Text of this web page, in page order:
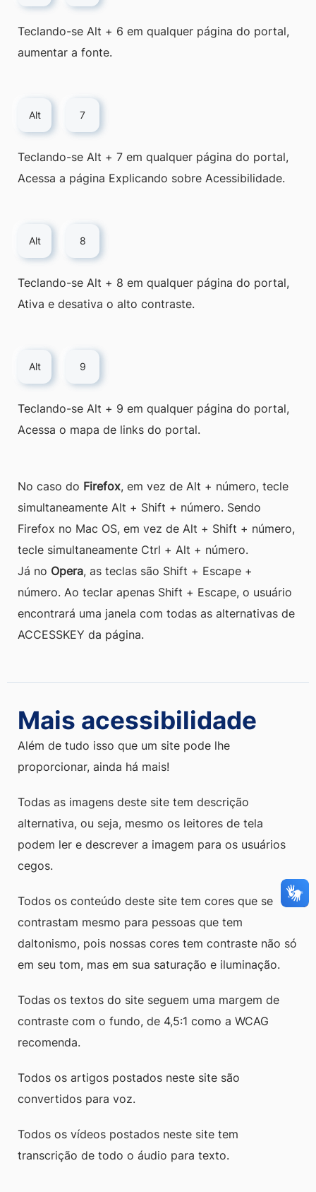
Teclando-se Alt + 6 em qualquer página do portal,
aumentar a fonte.
Alt 7
Teclando-se Alt + 7 em qualquer página do portal,
Acessa a página Explicando sobre Acessibilidade.
Alt 8
Teclando-se Alt + 8 em qualquer página do portal,
Ativa e desativa o alto contraste.
Alt 9
Teclando-se Alt + 9 em qualquer página do portal,
Acessa o mapa de links do portal.
No caso do Firefox, em vez de Alt + número, tecle
simultaneamente Alt + Shift + número. Sendo
Firefox no Mac OS, em vez de Alt + Shift + número,
tecle simultaneamente Ctrl + Alt + número.
Já no Opera, as teclas são Shift + Escape +
número. Ao teclar apenas Shift + Escape, o usuário
encontrará uma janela com todas as alternativas de
ACCESSKEY da página.
Mais acessibilidade
Além de tudo isso que um site pode lhe
proporcionar, ainda há mais!
Todas as imagens deste site tem descrição
alternativa, ou seja, mesmo os leitores de tela
podem ler e descrever a imagem para os usuários
cegos.
Todos os conteúdo deste site tem cores que se
contrastam mesmo para pessoas que tem
daltonismo, pois nossas cores tem contraste não só
em seu tom, mas em sua saturação e iluminação.
Todas os textos do site seguem uma margem de
contraste com o fundo, de 4,5:1 como a WCAG
recomenda.
Todos os artigos postados neste site são
convertidos para voz.
Todos os vídeos postados neste site tem
transcrição de todo o áudio para texto.